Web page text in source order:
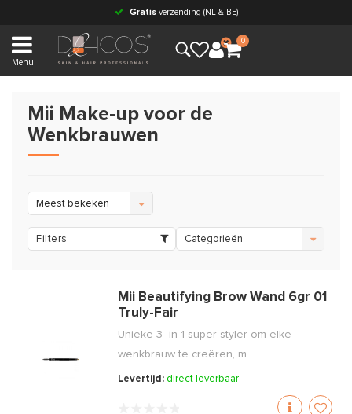
Gratisverzending (NL & BE)
Menu
0
Mii Make-up voor de
Wenkbrauwen
Meest bekeken
Filters Categorieën
Mii Beautifying Brow Wand 6gr 01
Truly-Fair
Unieke 3 -in-1 super styler om elke
wenkbrauw te creëren, m ...
Levertijd: direct leverbaar